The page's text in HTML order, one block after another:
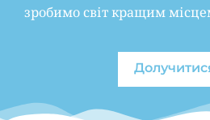
зробимо світ кращим